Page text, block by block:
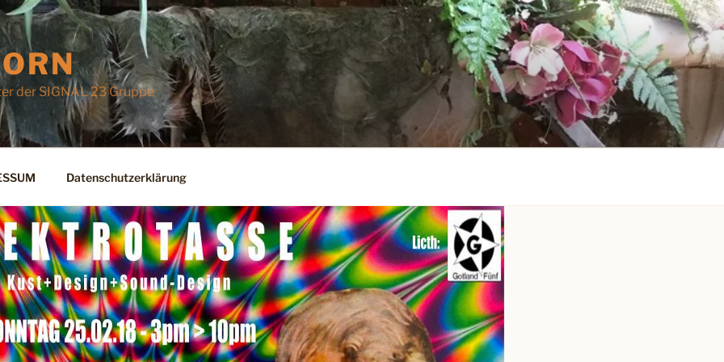
der SIGNAL 23 Gruppe
Datenschutzerklärung